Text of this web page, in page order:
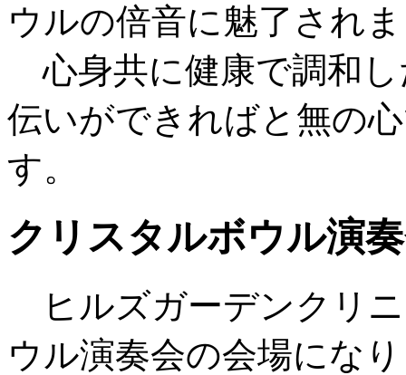
ウルの倍音に魅了され
心身共に健康で調和
伝いができればと無の
す。
クリスタルボウル演
ヒルズガーデンクリ
ウル演奏会の会場にな